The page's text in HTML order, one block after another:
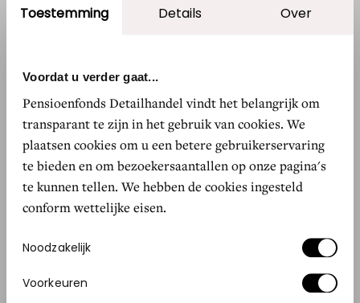
Toestemming Details Over
Voordat u verder gaat...
Pensioenfonds Detailhandel vindt het belangrijk om
transparant te zijn in het gebruik van cookies. We
plaatsen cookies om u een betere gebruikerservaring
te bieden en om bezoekersaantallen op onze pagina's
te kunnen tellen. We hebben de cookies ingesteld
conform wettelijke eisen.
Toestemmingsselectie
Noodzakelijk
Voorkeuren
regelen"
Online of fysiek?
Innovatie en op de juiste momenten zien wat de
markt nodig heeft, dat is de De Pagters’ eigen.
“Waar mijn broer Rico zich meer bezighoudt
met beurzen, logistiek en transport, houd ik mij
bezig met klantcontact en de website. Ik zorg
ervoor dat ons assortiment online up-to-date